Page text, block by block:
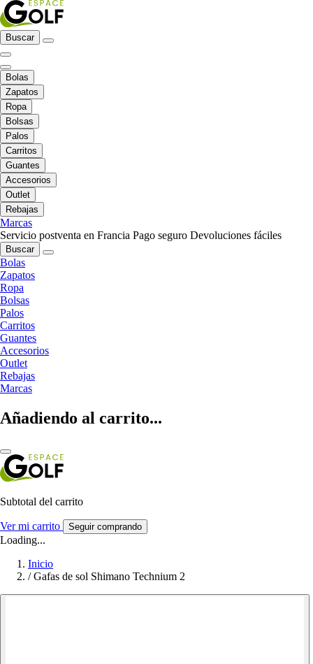
Buscar
Bolas
Zapatos
Ropa
Bolsas
Palos
Carritos
Guantes
Accesorios
Outlet
Rebajas
Marcas
Servicio postventa en Francia Pago seguro Devoluciones fáciles
Buscar
Bolas
Zapatos
Ropa
Bolsas
Palos
Carritos
Guantes
Accesorios
Outlet
Rebajas
Marcas
Añadiendo al carrito...
Subtotal del carrito
Ver mi carrito Seguir comprando
Loading...
Inicio
/ Gafas de sol Shimano Technium 2